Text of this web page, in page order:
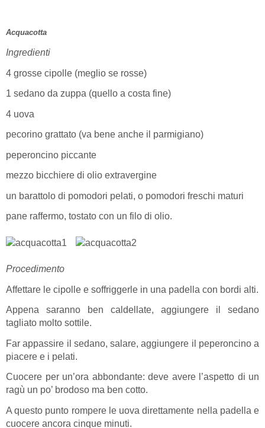
Acquacotta
Ingredienti
4 grosse cipolle (meglio se rosse)
1 sedano da zuppa (quello a costa fine)
4 uova
pecorino grattato (va bene anche il parmigiano)
peperoncino piccante
mezzo bicchiere di olio extravergine
un barattolo di pomodori pelati, o pomodori freschi maturi
pane raffermo, tostato con un filo di olio.
Procedimento
Affettare le cipolle e soffriggerle in una padella con bordi alti.
Appena saranno ben caldellate, aggiungere il sedano
tagliato molto sottile.
Far appassire il sedano, salare, aggiungere il peperoncino a
piacere e i pelati.
Cuocere per un’ora abbondante: deve avere l’aspetto di un
ragù un po’ brodoso ma ben cotto.
A questo punto rompere le uova direttamente nella padella e
cuocere ancora cinque minuti.